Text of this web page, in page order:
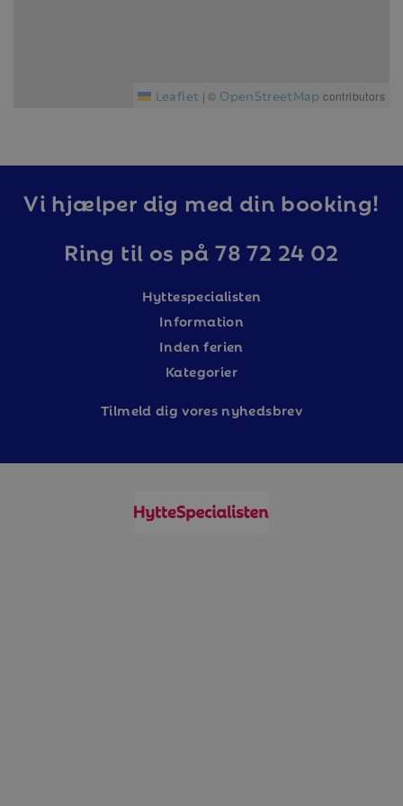
Leaflet | © OpenStreetMap contributors
Vi hjælper dig med din booking!
Ring til os på 78 72 24 02
Hyttespecialisten
Information
Inden ferien
Kategorier
Tilmeld dig vores nyhedsbrev